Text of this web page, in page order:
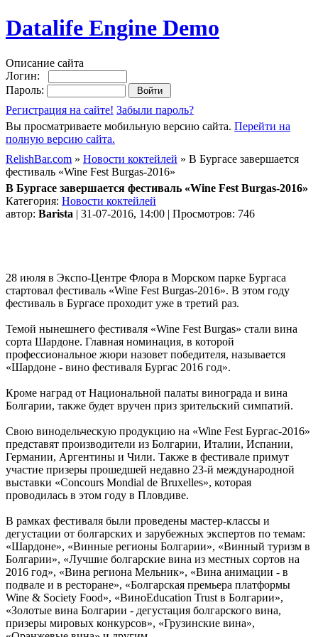
Datalife Engine Demo
Описание сайта
Логин:
Пароль:
Регистрация на сайте! Забыли пароль?
Вы просматриваете мобильную версию сайта. Перейти на
полную версию сайта.
RelishBar.com » Новости коктейлей » В Бургасе завершается
фестиваль «Wine Fest Burgas-2016»
В Бургасе завершается фестиваль «Wine Fest Burgas-2016»
Категория: Новости коктейлей
автор: Barista | 31-07-2016, 14:00 | Просмотров: 746
28 июля в Экспо-Центре Флора в Морском парке Бургаса
стартовал фестиваль «Wine Fest Burgas-2016». В этом году
фестиваль в Бургасе проходит уже в третий раз.
Темой нынешнего фестиваля «Wine Fest Burgas» стали вина
сорта Шардоне. Главная номинация, в которой
профессиональное жюри назовет победителя, называется
«Шардоне - вино фестиваля Бургас 2016 год».
Кроме наград от Национальной палаты винограда и вина
Болгарии, также будет вручен приз зрительский симпатий.
Свою винодельческую продукцию на «Wine Fest Бургас-2016»
представят производители из Болгарии, Италии, Испании,
Германии, Аргентины и Чили. Также в фестивале примут
участие призеры прошедшей недавно 23-й международной
выставки «Сoncours Mondial de Bruxelles», которая
проводилась в этом году в Пловдиве.
В рамках фестиваля были проведены мастер-классы и
дегустации от болгарских и зарубежных экспертов по темам:
«Шардоне», «Винные регионы Болгарии», «Винный туризм в
Болгарии», «Лучшие болгарские вина из местных сортов на
2016 год», «Вина региона Мельник», «Вина анимации - в
подвале и в ресторане», «Болгарская премьера платформы
Wine & Society Food», «ВиноEducation Trust в Болгарии»,
«Золотые вина Болгарии - дегустация болгарского вина,
призеры мировых конкурсов», «Грузинские вина»,